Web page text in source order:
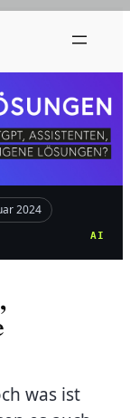
2024
AI
was ist